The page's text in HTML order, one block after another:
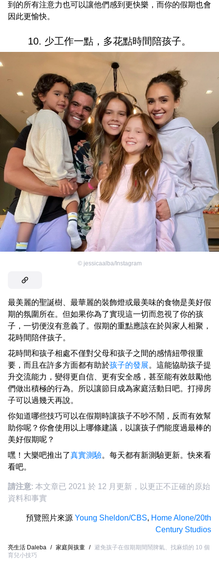
到的所有注意力也可以讓他們感到更快樂，而你的假期也會
因此更愉快。
10. 少工作一點，多花點時間陪孩子。
© jessicaalba/Instagram
最美麗的聖誕樹、最華麗的裝飾燈或最美味的食物是美好假
期的氛圍所在。但如果你為了實現這一切而忽視了你的孩
子，一切便沒有意義了。假期的重點應該在於與家人相聚，
花時間陪伴孩子。
花時間和孩子相處不僅對父母和孩子之間的感情紐帶很重
要，而且在許多方面都有助於孩子的發展。這能協助孩子提
升交流能力，變得更自信、更有安全感，甚至能有效鼓勵他
們做出積極的行為。所以讓節日成為家庭活動日吧。打掃房
子可以過幾天再說。
你知道哪些技巧可以在假期時讓孩子不吵不鬧，反而有效幫
助你呢？你會使用以上哪條建議，以讓孩子們能度過最棒的
美好假期呢？
嘿！大樂吧推出了真實測驗。每天都有新測驗更新。快來看
看吧。
請注意: 本文章已 2021 於 12 月更新，以更正不正確的原始
資料和事實
預覽照片來源 Young Sheldon/CBS, Home Alone/20th
Century Studios
亮生活 Daleba / 家庭與孩童 /
避免孩子在假期期間鬧脾氣、找麻煩的 10 個
育兒小技巧